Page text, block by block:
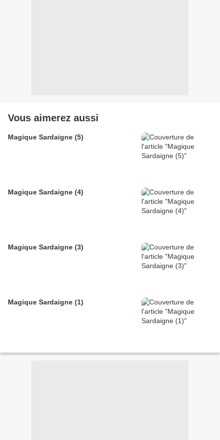
Vous aimerez aussi
Magique Sardaigne (5)
Magique Sardaigne (4)
Magique Sardaigne (3)
Magique Sardaigne (1)